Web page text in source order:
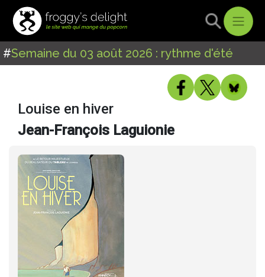
#Semaine du 03 août 2026 : rythme d'été
Louise en hiver
Jean-François Laguionie